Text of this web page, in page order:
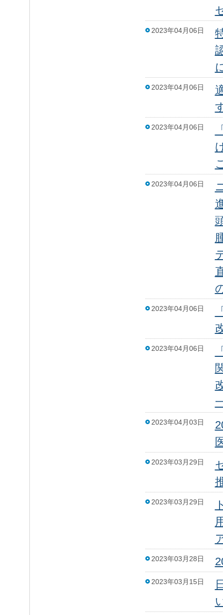
2023年04月06日
2023年04月06日
2023年04月06日
2023年04月06日
2023年04月06日
2023年04月06日
2023年04月03日
2023年03月29日
2023年03月29日
2023年03月28日
2023年03月15日